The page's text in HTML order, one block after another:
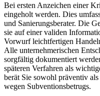
Bei ersten Anzeichen einer
eingeholt werden. Dies
und Sanierungsberater. Die
sie auf einer validen
Vorwurf leichtfertigen
Alle unternehmerischen
sorgfältig dokumentiert
späteren Verfahren als
berät Sie sowohl präventiv
wegen Subventionsbetrugs.